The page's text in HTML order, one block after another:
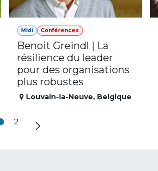
Midi Conférences
Benoit Greindl | La
résilience du leader
pour des organisations
plus robustes
Louvain-la-Neuve, Belgique
2